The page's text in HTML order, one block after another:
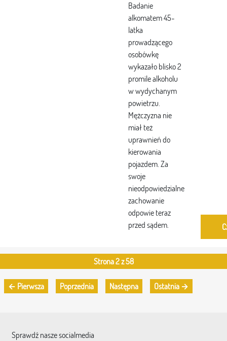
Badanie
alkomatem 45-
latka
prowadzącego
osobówkę
wykazało blisko 2
promile alkoholu
w wydychanym
powietrzu.
Mężczyzna nie
miał też
uprawnień do
kierowania
pojazdem. Za
swoje
nieodpowiedzialne
zachowanie
odpowie teraz
przed sądem.
Strona 2 z 58
← Pierwsza Poprzednia Następna Ostatnia →
Sprawdź nasze socialmedia